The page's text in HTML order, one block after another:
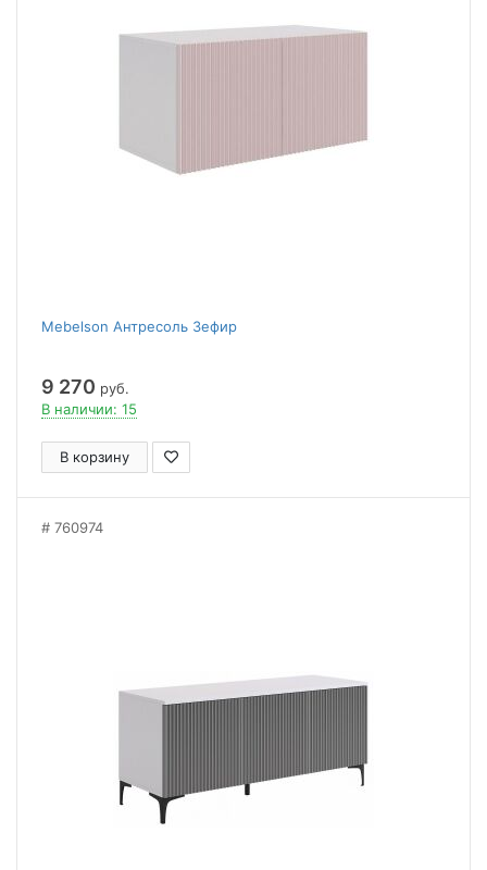
Mebelson Антресоль Зефир
9 270 руб.
В наличии: 15
В корзину
760974